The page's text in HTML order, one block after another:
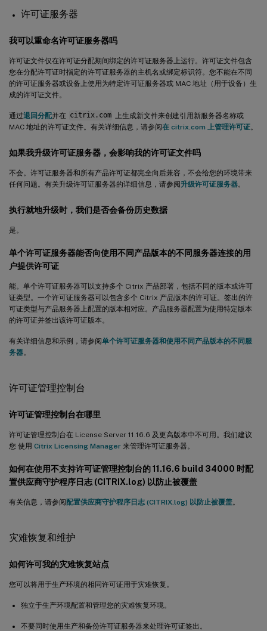
许可证服务器
我可以重命名许可证服务器吗
许可证文件仅在许可证分配期间绑定的许可证服务器上运行。许可证文件包含
您在分配许可证时指定的许可证服务器的主机名或绑定标识符。您不能在不同
的许可证服务器或设备上使用为特定许可证服务器或 MAC 地址（用于设备）生
成的许可证文件。
通过退回分配并在 citrix.com
上生成新文件来创建引用新服务器名称或
MAC 地址的许可证文件。有关详细信息，请参阅在 citrix.com 上管理许可证。
如果我升级许可证服务器，会影响我的许可证文件吗
不会。许可证服务器和所有产品许可证都完全向后兼容，不会给您的环境带来
任何问题。有关升级许可证服务器的详细信息，请参阅升级许可证服务器。
执行就地升级时，我们是否会备份历史数据
是。
单个许可证服务器能否向使用不同产品版本的不同服务器连接的用
户提供许可证
能。单个许可证服务器可以支持多个 Citrix 产品部署，包括不同的版本或许可
证类型。一个许可证服务器可以包含多个 Citrix 产品版本的许可证。签出的许
可证类型与产品服务器上配置的版本相对应。产品服务器配置为使用特定版本
的许可证并签出该许可证版本。
有关详细信息和示例，请参阅单个许可证服务器和使用不同产品版本的不同服
务器。
许可证管理控制台
许可证管理控制台在哪里
许可证管理控制台在 License Server 11.16.6 及更高版本中不可用。我们建议
您 使用 Citrix Licensing Manager 来管理许可证服务器。
如何在使用不支持许可证管理控制台的 11.16.6 build 34000 时配
置供应商守护程序日志 (CITRIX.log) 以防止被覆盖
有关信息，请参阅配置供应商守护程序日志 (CITRIX.log) 以防止被覆盖。
灾难恢复和维护
如何许可我的灾难恢复站点
您可以将用于生产环境的相同许可证用于灾难恢复。
独立于生产环境配置和管理您的灾难恢复环境。
不要同时使用生产和备份许可证服务器来处理许可证签出。